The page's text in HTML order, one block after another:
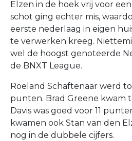
Elzen in de hoek vrij voor
schot ging echter mis,
eerste nederlaag in eigen
te verwerken kreeg.
wel de hoogst genoteerde
de BNXT League.
Roeland Schaftenaar werd
punten. Brad Greene kwam
Davis was goed voor 11
kwamen ook Stan van den
nog in de dubbele cijfers.